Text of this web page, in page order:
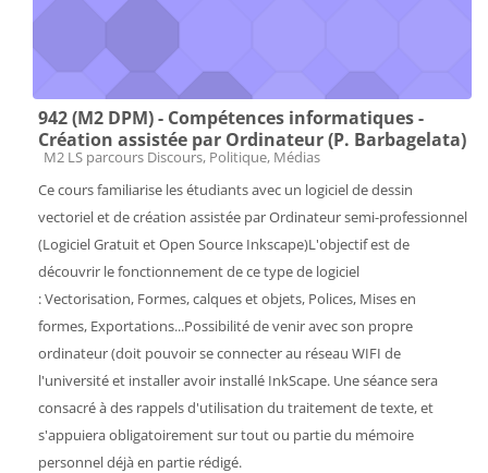
942 (M2 DPM) - Compétences informatiques -
Création assistée par Ordinateur (P. Barbagelata)
Catégorie de cours
M2 LS parcours Discours, Politique, Médias
Ce cours familiarise les étudiants avec un logiciel de dessin
vectoriel et de création assistée par Ordinateur semi-professionnel
(Logiciel Gratuit et Open Source Inkscape)L'objectif est de
découvrir le fonctionnement de ce type de logiciel
: Vectorisation, Formes, calques et objets, Polices, Mises en
formes, Exportations...Possibilité de venir avec son propre
ordinateur (doit pouvoir se connecter au réseau WIFI de
l'université et installer avoir installé InkScape. Une séance sera
consacré à des rappels d'utilisation du traitement de texte, et
s'appuiera obligatoirement sur tout ou partie du mémoire
personnel déjà en partie rédigé.